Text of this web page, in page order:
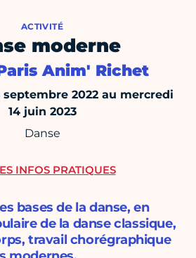
ACTIVITÉ
moderne
Anim' Richet
septembre 2022 au mercredi
14 juin 2023
Danse
bases de la danse, en
de la danse classique,
travail chorégraphique
INFOS PRATIQUES